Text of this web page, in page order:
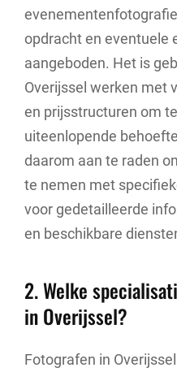
opdracht en eventuele
aangeboden. Het is
Overijssel werken met
en prijsstructuren om
uiteenlopende
daarom aan te raden
te nemen met
voor gedetailleerde
en beschikbare
2. Welke
in Overijssel?
Fotografen in